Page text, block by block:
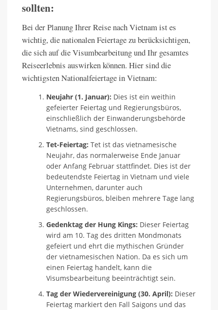
sollten:
Bei der Planung Ihrer Reise nach Vietnam ist es
wichtig, die nationalen Feiertage zu berücksichtigen,
die sich auf die Visumbearbeitung und Ihr gesamtes
Reiseerlebnis auswirken können. Hier sind die
wichtigsten Nationalfeiertage in Vietnam:
Neujahr (1. Januar): Dies ist ein weithin
gefeierter Feiertag und Regierungsbüros,
einschließlich der Einwanderungsbehörde
Vietnams, sind geschlossen.
Tet-Feiertag: Tet ist das vietnamesische
Neujahr, das normalerweise Ende Januar
oder Anfang Februar stattfindet. Dies ist der
bedeutendste Feiertag in Vietnam und viele
Unternehmen, darunter auch
Regierungsbüros, bleiben mehrere Tage lang
geschlossen.
Gedenktag der Hung Kings: Dieser Feiertag
wird am 10. Tag des dritten Mondmonats
gefeiert und ehrt die mythischen Gründer
der vietnamesischen Nation. Da es sich um
einen Feiertag handelt, kann die
Visumsbearbeitung beeinträchtigt sein.
Tag der Wiedervereinigung (30. April): Dieser
Feiertag markiert den Fall Saigons und das